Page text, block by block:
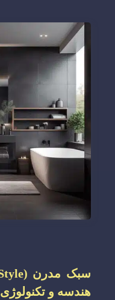
هندسه و تکنولوژی